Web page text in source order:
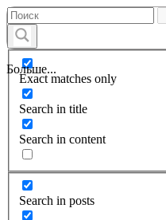
Больше...
Exact matches only
Search in title
Search in content
Search in posts